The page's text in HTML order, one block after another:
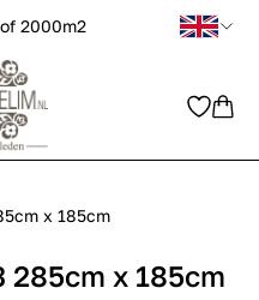
2000m2
x 185cm
285cm x 185cm